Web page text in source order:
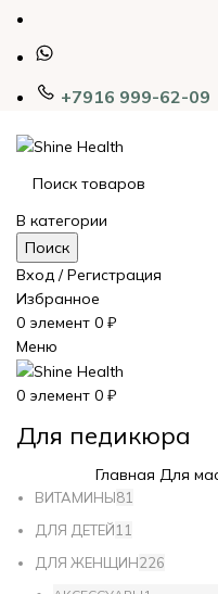
+7916 999-62-09
В категории
Поиск
Вход / Регистрация
Избранное
0 элемент 0 ₽
Меню
0 элемент 0 ₽
Для педикюра
Главная Для
ВИТАМИНЫ81
ДЛЯ ДЕТЕЙ11
ДЛЯ ЖЕНЩИН226